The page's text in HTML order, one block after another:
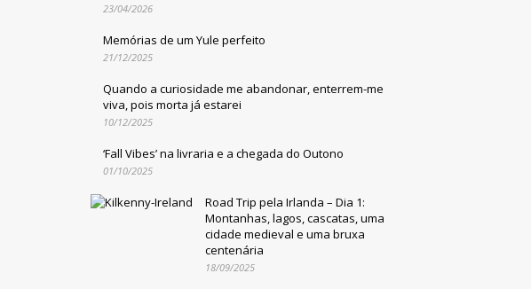
23/04/2026
Memórias de um Yule perfeito
21/12/2025
Quando a curiosidade me abandonar, enterrem-me
viva, pois morta já estarei
10/12/2025
‘Fall Vibes’ na livraria e a chegada do Outono
01/10/2025
Road Trip pela Irlanda – Dia 1:
Montanhas, lagos, cascatas, uma
cidade medieval e uma bruxa
centenária
18/09/2025